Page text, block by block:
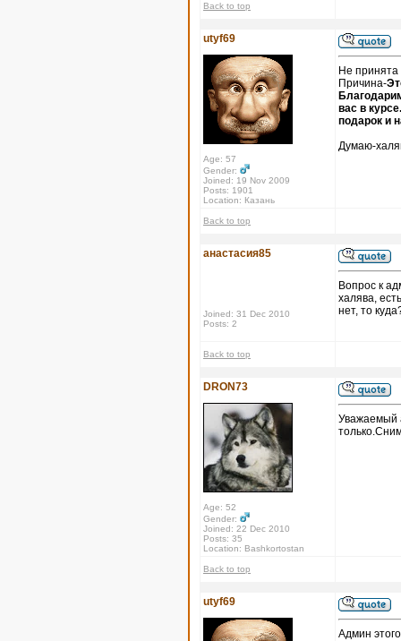
Back to top
utyf69
Age: 57
Gender:
Joined: 19 Nov 2009
Posts: 1901
Location: Казань
Не
Причина-
вас в
подарок и
Думаю-
Back to top
анастасия85
Joined: 31 Dec 2010
Posts: 2
Вопрос к
халява,
нет, то
Back to top
DRON73
Age: 52
Gender:
Joined: 22 Dec 2010
Posts: 35
Location: Bashkortostan
Уважаемый
Back to top
utyf69
Админ